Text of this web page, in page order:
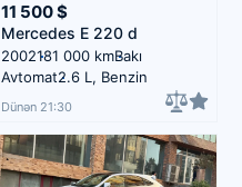
11 500$
Mercedes E 220 d
2002181 000 kmBakı
Avtomat2.6 L, Benzin
Dünən 21:30